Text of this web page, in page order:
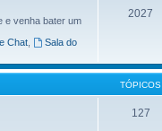
e venha bater um
Chat,
Sala do
2027
TÓPICOS
127